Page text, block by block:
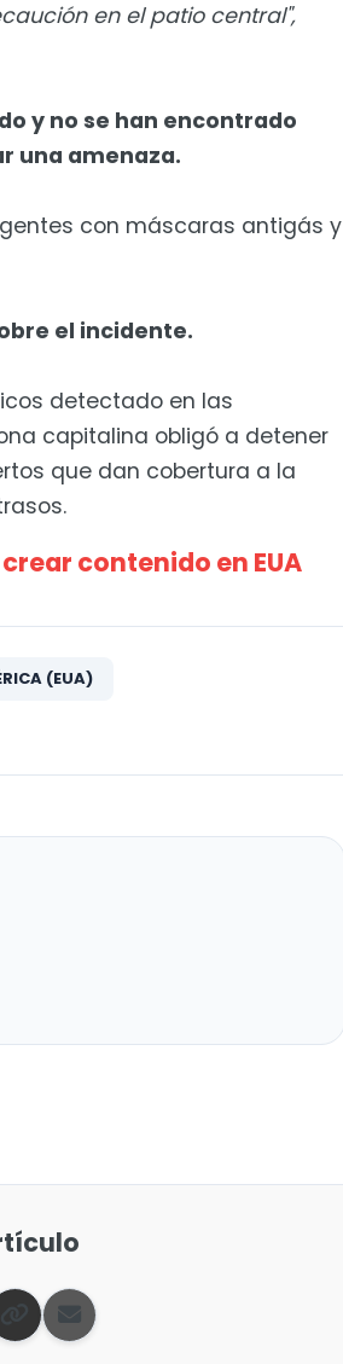
en el patio central",
y no se han encontrado
una amenaza.
con máscaras antigás y
el incidente.
detectado en las
capitalina obligó a detener
que dan cobertura a la
contenido en EUA
(EUA)